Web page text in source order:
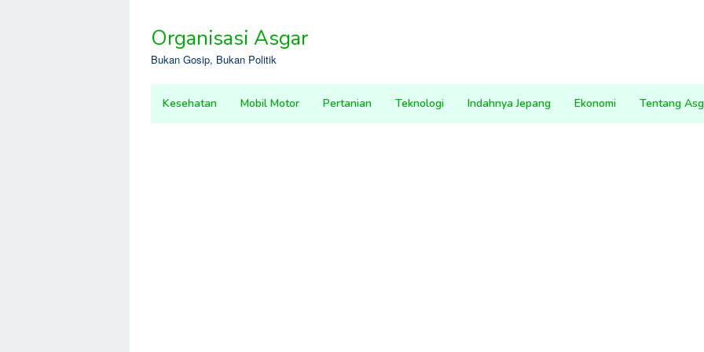
contentOrganisasi Asgar
Bukan Gosip, Bukan Politik
Kesehatan Mobil Motor Pertanian Teknologi Indahnya Jepang Ekonomi Tentang